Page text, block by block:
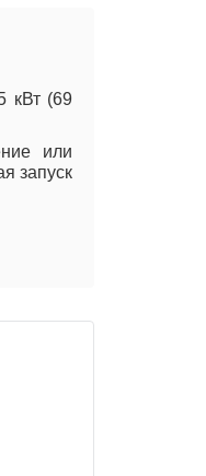
кВт (69
или
запуск